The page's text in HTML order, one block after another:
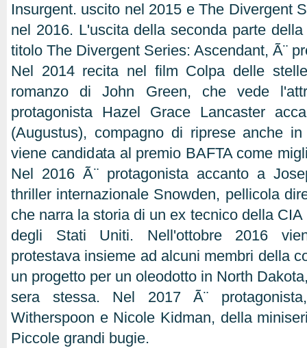
Insurgent. uscito nel 2015 e The Divergent
nel 2016. L'uscita della seconda parte
titolo The Divergent Series: Ascendant, Ã¨
Nel 2014 recita nel film Colpa delle
romanzo di John Green, che vede
protagonista Hazel Grace Lancaster
(Augustus), compagno di riprese anche
viene candidata al premio BAFTA come
Nel 2016 Ã¨ protagonista accanto a
thriller internazionale Snowden, pellicola
che narra la storia di un ex tecnico della
degli Stati Uniti. Nell'ottobre 2016
protestava insieme ad alcuni membri della
un progetto per un oleodotto in North
sera stessa. Nel 2017 Ã¨
Witherspoon e Nicole Kidman, della
Piccole grandi bugie.